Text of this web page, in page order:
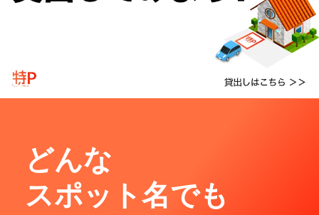
どんな
スポット名でも